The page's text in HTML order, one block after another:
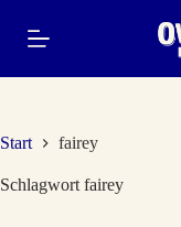
Inhalt
springen
Start fairey
Schlagwort fairey